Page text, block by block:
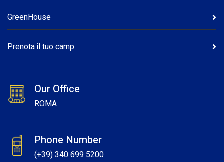
GreenHouse
Prenota il tuo camp
Our Office
ROMA
Phone Number
(+39) 340 699 5200